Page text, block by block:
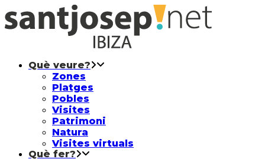
Què veure?
Zones
Platges
Pobles
Visites
Patrimoni
Natura
Visites virtuals
Què fer?